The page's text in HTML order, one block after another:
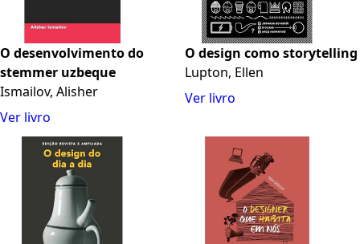
O desenvolvimento do
stemmer uzbeque
Ismailov, Alisher
Ver livro
O design como storytelling
Lupton, Ellen
Ver livro